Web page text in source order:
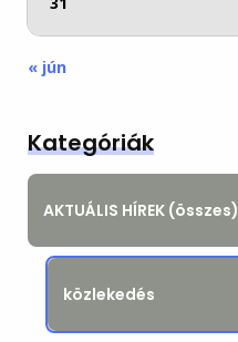
« jún
Kategóriák
AKTUÁLIS HÍREK (összes)
közlekedés